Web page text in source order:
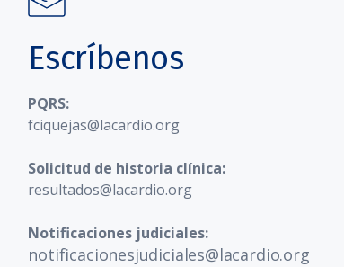
Escríbenos
PQRS:
fciquejas@lacardio.org
Solicitud de historia clínica:
resultados@lacardio.org
Notificaciones judiciales:
notificacionesjudiciales@lacardio.org